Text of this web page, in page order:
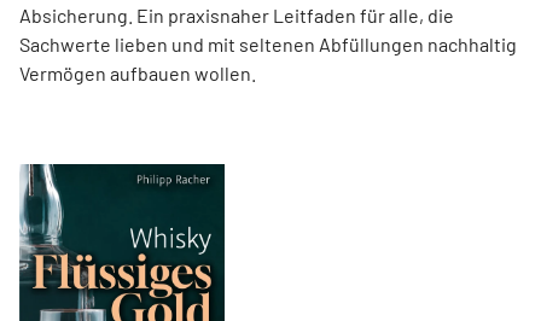
Absicherung. Ein praxisnaher Leitfaden für alle, die
Sachwerte lieben und mit seltenen Abfüllungen nachhaltig
Vermögen aufbauen wollen.